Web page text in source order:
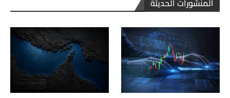
المنشورات الحديثة